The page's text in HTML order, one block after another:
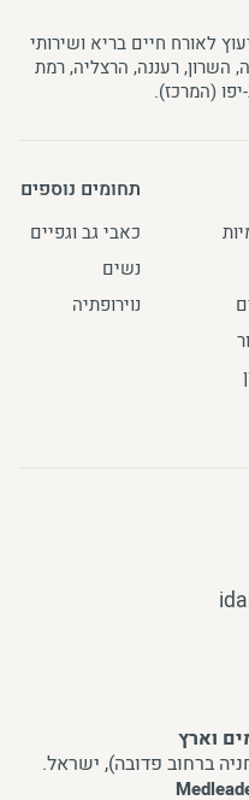
לאורח חיים בריא ושירותי
רעננה, הרצליה, רמת
(המרכז).
תחומים נוספים
כאבי גב וגפיים
נשים
נוירופתיה
וארץ